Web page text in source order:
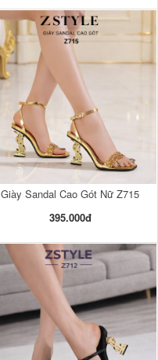
Giày Sandal Cao Gót Nữ Z715
395.000đ